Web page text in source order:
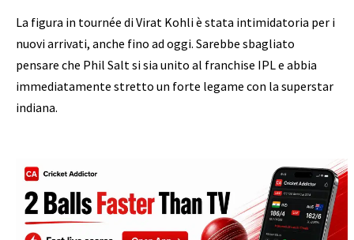
La figura in tournée di Virat Kohli è stata intimidatoria per i
nuovi arrivati, anche fino ad oggi. Sarebbe sbagliato
pensare che Phil Salt si sia unito al franchise IPL e abbia
immediatamente stretto un forte legame con la superstar
indiana.